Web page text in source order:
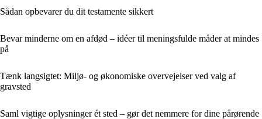
Sådan opbevarer du dit testamente sikkert
Bevar minderne om en afdød – idéer til meningsfulde måder at mindes
på
Tænk langsigtet: Miljø- og økonomiske overvejelser ved valg af
gravsted
Saml vigtige oplysninger ét sted – gør det nemmere for dine pårørende